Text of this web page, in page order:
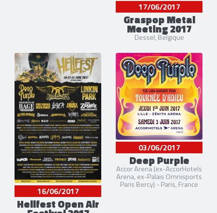
17/06/2017
Graspop Metal
Meeting 2017
Dessel, Belgique
16/06/2017
Hellfest Open Air
03/06/2017
Deep Purple
Accor Arena (ex-AccorHotels
Arena, ex-Palais Omnisports
Paris Bercy) - Paris, France